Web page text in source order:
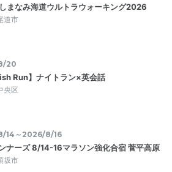
まなみ海道ウルトラウォーキング2026
道市
20
Run】ナイトラン×英会話
央区
14～2026/8/16
ナーズ 8/14-16マラソン強化合宿 菅平高原
坂市